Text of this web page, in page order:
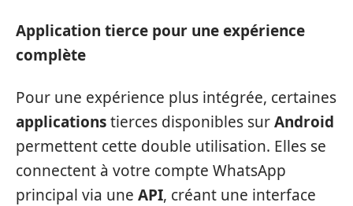
Application tierce pour une expérience
complète
Pour une expérience plus intégrée, certaines
applicationstierces disponibles surAndroid
permettent cette double utilisation. Elles se
connectent à votre compte WhatsApp
principal via une API, créant une interface